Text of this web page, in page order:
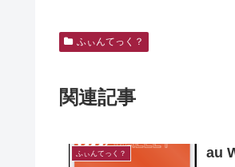
ふぃんてっく？
関連記事
ふぃんてっく？ au